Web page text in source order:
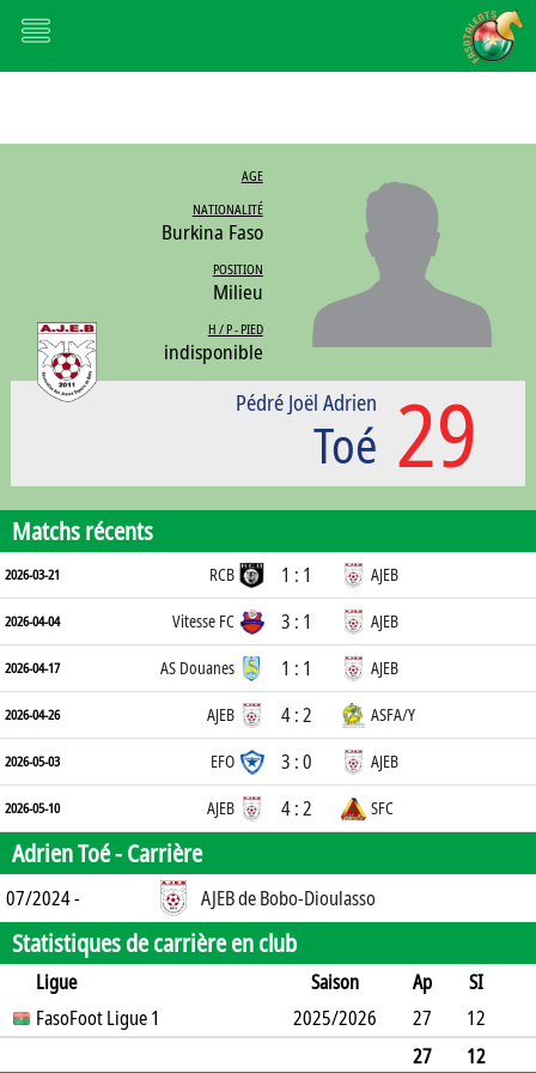
AGE
NATIONALITÉ
Burkina Faso
POSITION
Milieu
H / P - PIED
indisponible
29
Pédré Joël Adrien
Toé
Matchs récents
2026-03-21 RCB 1 : 1 AJEB
2026-04-04 Vitesse FC 3 : 1 AJEB
2026-04-17 AS Douanes 1 : 1 AJEB
2026-04-26 AJEB 4 : 2 ASFA/Y
2026-05-03 EFO 3 : 0 AJEB
2026-05-10 AJEB 4 : 2 SFC
Adrien Toé -Carrière
07/2024 - AJEB de Bobo-Dioulasso
Statistiques de carrière en club
Ligue Saison Ap
SI
SO
B B 2J CR Min
FasoFoot Ligue 1 2025/2026 27
12
1339
27 12